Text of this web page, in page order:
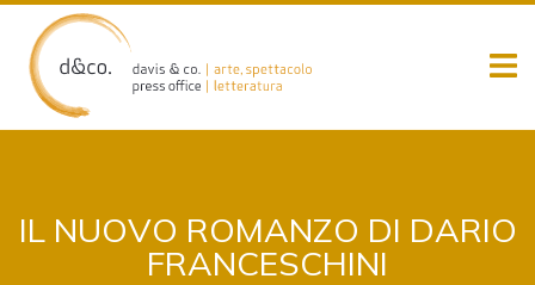
content
IL NUOVO ROMANZO DI DARIO
FRANCESCHINI